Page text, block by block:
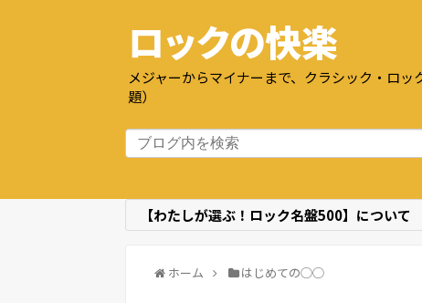
ロックの快楽
メジャーからマイナーまで、クラシック・ロ
題）
【わたしが選ぶ！ロック名盤500】について
ホーム はじめての◯◯